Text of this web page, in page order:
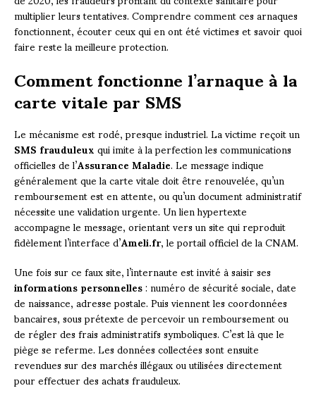
multiplier leurs tentatives. Comprendre comment ces arnaques
fonctionnent, écouter ceux qui en ont été victimes et savoir quoi
faire reste la meilleure protection.
Comment fonctionne l’arnaque à la
carte vitale par SMS
Le mécanisme est rodé, presque industriel. La victime reçoit un
SMS frauduleuxqui imite à la perfection les communications
officielles de l’Assurance Maladie. Le message indique
généralement que la carte vitale doit être renouvelée, qu’un
remboursement est en attente, ou qu’un document administratif
nécessite une validation urgente. Un lien hypertexte
accompagne le message, orientant vers un site qui reproduit
fidèlement l’interface d’Ameli.fr, le portail officiel de la CNAM.
Une fois sur ce faux site, l’internaute est invité à saisir ses
informations personnelles: numéro de sécurité sociale, date
de naissance, adresse postale. Puis viennent les coordonnées
bancaires, sous prétexte de percevoir un remboursement ou
de régler des frais administratifs symboliques. C’est là que le
piège se referme. Les données collectées sont ensuite
revendues sur des marchés illégaux ou utilisées directement
pour effectuer des achats frauduleux.